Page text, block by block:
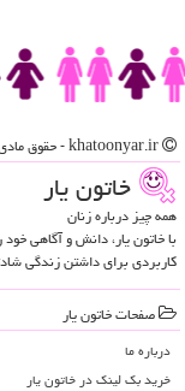
خاتون یار
همه چیز درباره زنان
با خاتون یار، دانش و آگاهی
کاربردی برای داشتن زندگی
صفحات خاتون یار
درباره ما
خرید بک لینک در خاتون یار